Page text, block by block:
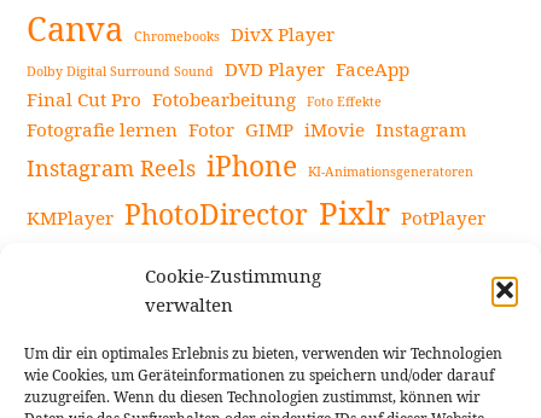
Cookie-Zustimmung
verwalten
Um dir ein optimales Erlebnis zu bieten, verwenden wir Technologien
wie Cookies, um Geräteinformationen zu speichern und/oder darauf
zuzugreifen. Wenn du diesen Technologien zustimmst, können wir
Canva Chromebooks DivX Player
Dolby Digital Surround Sound DVD Player FaceApp
Final Cut Pro Fotobearbeitung Foto Effekte
Fotografie lernen Fotor GIMP iMovie Instagram
Instagram Reels iPhone KI-Animationsgeneratoren
KMPlayer PhotoDirector Pixlr PotPlayer
Snapseed
Videoaufnahmen Tipps Videobearbeitung
Videoeffekte Vlogit YouTube-Kanal YouTube-Videos